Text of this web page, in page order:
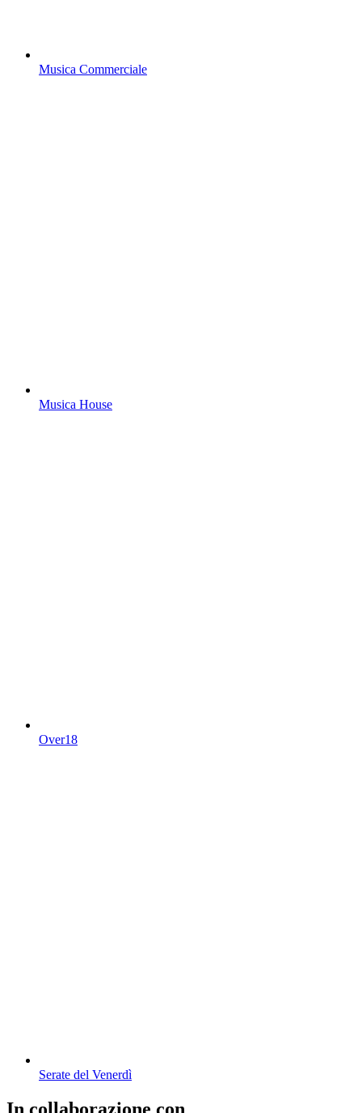
Musica Commerciale
Musica House
Over18
Serate del Venerdì